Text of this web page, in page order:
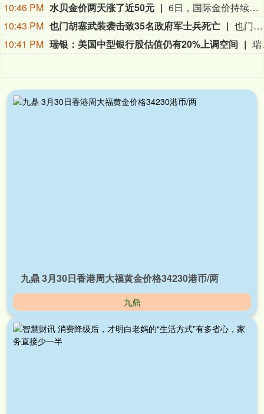
10:46 PM 水贝金价两天涨了近50元
6日，国际金价持续上涨，现货黄金盘中一度突破每盎司4300美元关口，创下七周以来新高。黄金期货价格也延续此前几个交易日的涨势。金价波动直接传导至国内黄金消费市场，深圳水贝黄金市场的批发报价这两天也应声上调。央视财经记者8月6日下午在深圳水贝市场看到，足金999首饰金的批发报价在1100元/克左右，比两天前上涨了近50元。记者了解到，与年初掀起的抢购潮相比，当下消费者的购金逻辑正在发生明显变化。面对金价波动，投资客普遍趋于保守，而婚庆刚需和保值型消费成为市场主力。与此同时，黄金回收和以旧换新业务呈现出明显的“冷热不均”。 （央视财经）
10:43 PM 也门胡塞武装袭击致35名政府军士兵死亡
也门政府军6日称，也门胡塞武装当天袭击该国东部马里卜省和哈德拉毛省的政府军军营和阵地，造成至少35名政府军士兵死亡、数十人受伤。 一名不愿透露姓名的官员说，也门胡塞武装在袭击中使用了无人机、弹道导弹等。部分伤者情况危急，死亡人数可能进一步上升。 也门紧急部队表示，袭击发生在政府军对该地区的犯罪网络和走私集团采取安全行动后。 也门胡塞武装尚未对袭击事件发表评论。 马里卜省是政府军的关键据点，也是也门主要的石油和天然气生产地。也门胡塞武装曾多次试图向该省首府推进，并曾与政府军在此激烈交战。(新华社)
10:41 PM 瑞银：美国中型银行股估值仍有20%上调空间 瑞银集团最新研报指出，尽管市场存在“银行股见顶”的担
九鼎 3月30日香港周大福黄金价格34230港币/两
九鼎